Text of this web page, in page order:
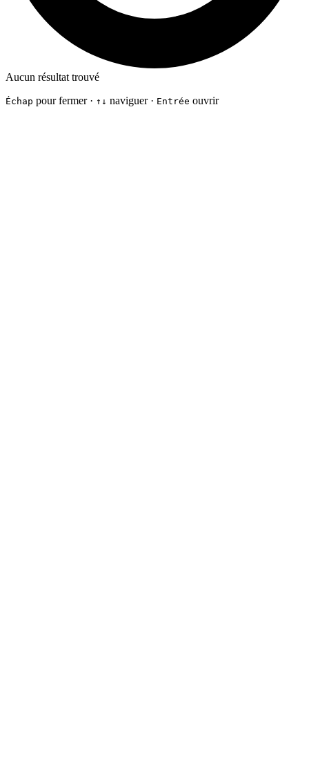
Aucun résultat trouvé
Échap pour fermer · ↑↓ naviguer · Entrée ouvrir